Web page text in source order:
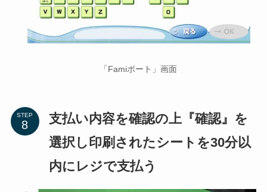
「Famiポート」画面
STEP
支払い内容を確認の上『確認』を
選択し印刷されたシートを30分以
内にレジで支払う